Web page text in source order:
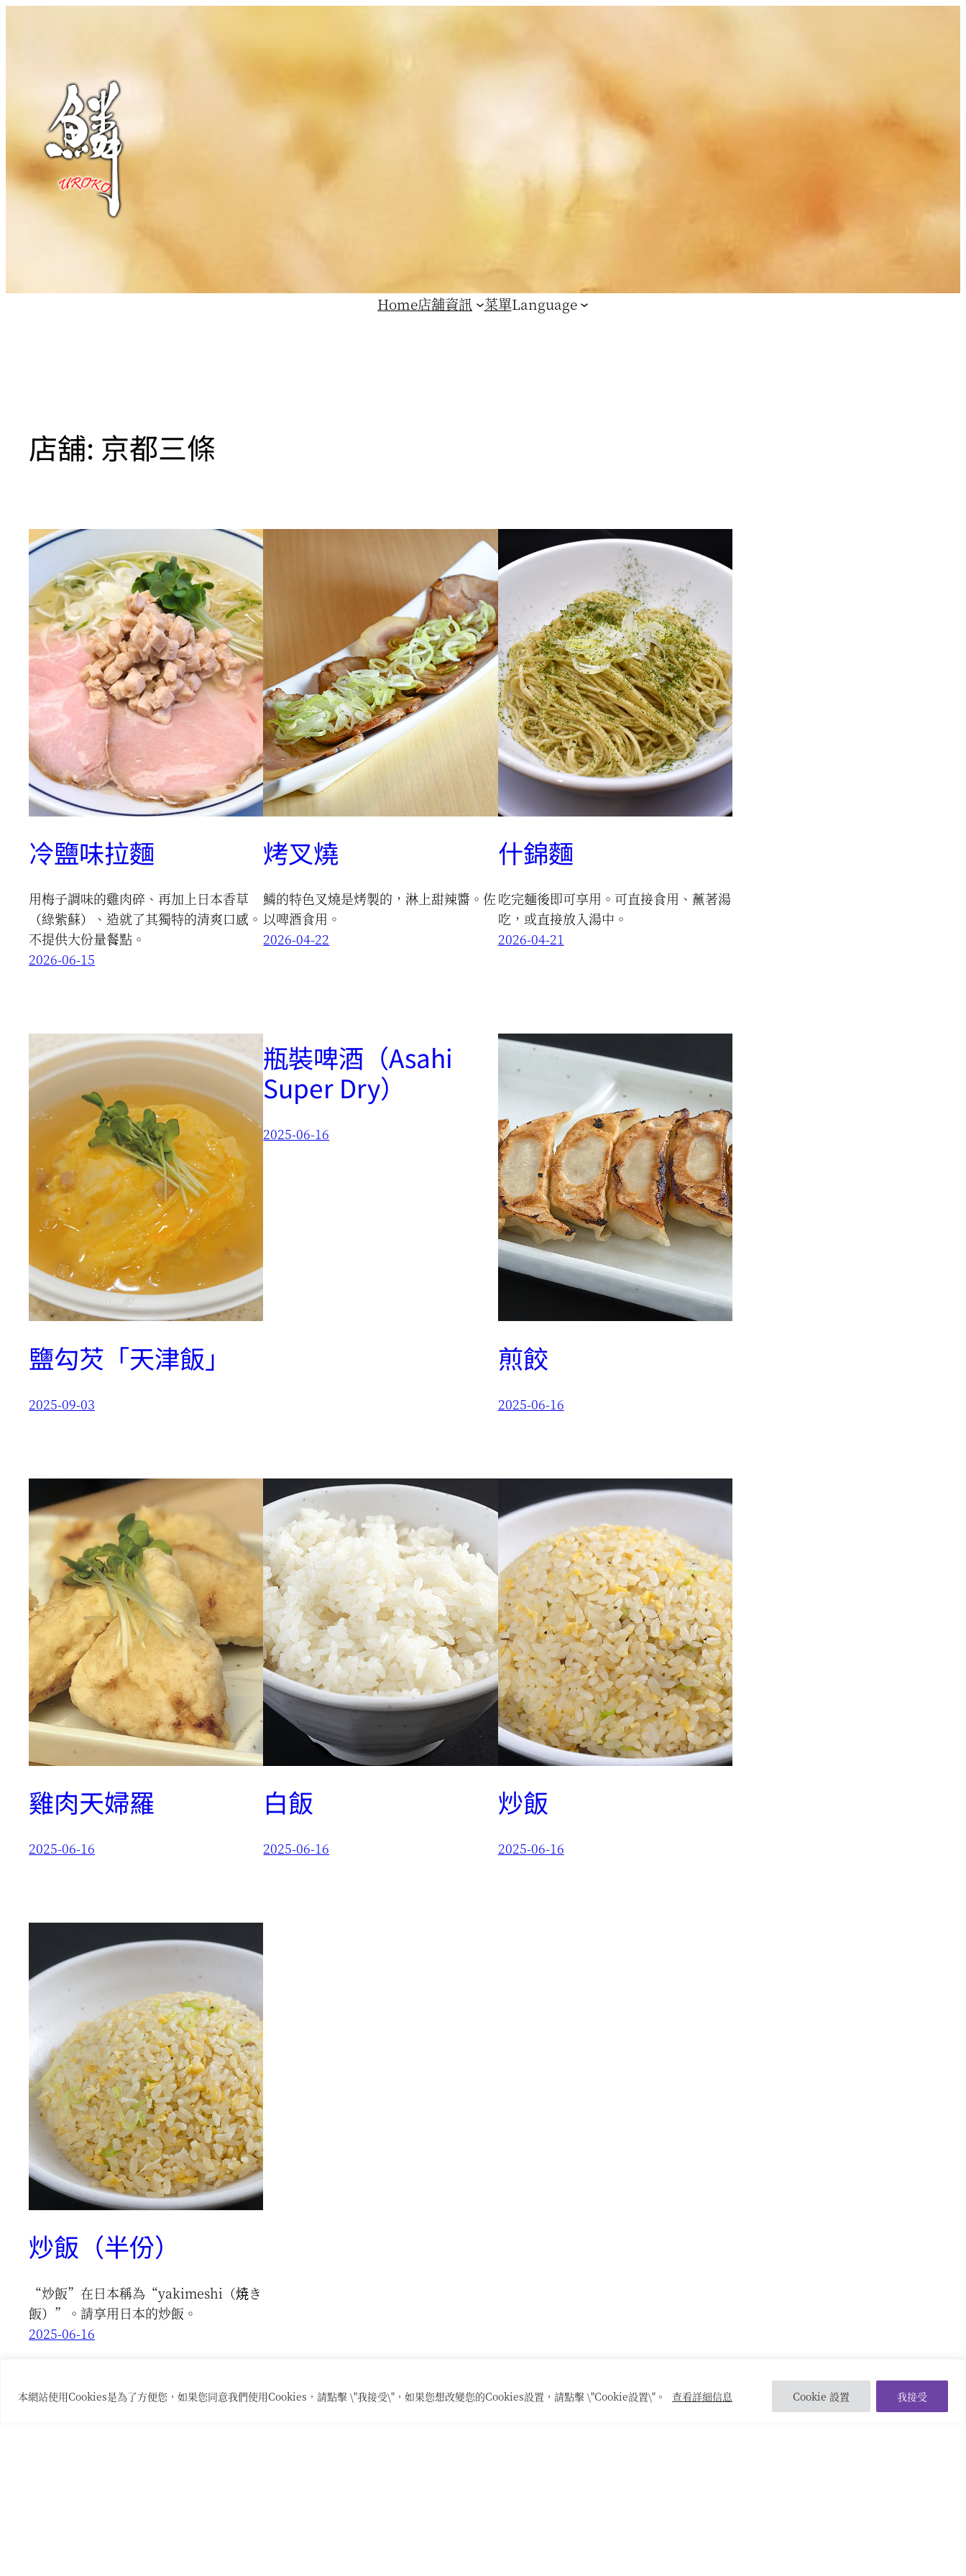
本網站使用Cookies是為了方便您，如果您同意我們使用Cookies，請點擊 \"我接受\"，如果您想改變您的Cookies設置，請點擊 \"Cookie設置\"。 查看詳細信息 Cookie 設置 我接受
Home店舖資訊 菜單Language
店舖: 京都三條
冷鹽味拉麵
用梅子調味的雞肉碎、再加上日本香草
（綠紫蘇）、造就了其獨特的清爽口感。
不提供大份量餐點。
2026-06-15
烤叉燒
鱗的特色叉燒是烤製的，淋上甜辣醬。佐
以啤酒食用。
2026-04-22
什錦麵
吃完麵後即可享用。可直接食用、蘸著湯
吃，或直接放入湯中。
2026-04-21
鹽勾芡「天津飯」
2025-09-03
瓶裝啤酒（Asahi
Super Dry）
2025-06-16
煎餃
2025-06-16
雞肉天婦羅
2025-06-16
白飯
2025-06-16
炒飯
2025-06-16
炒飯（半份）
“炒飯”在日本稱為“yakimeshi（焼き
飯）”。請享用日本的炒飯。
2025-06-16
下一頁